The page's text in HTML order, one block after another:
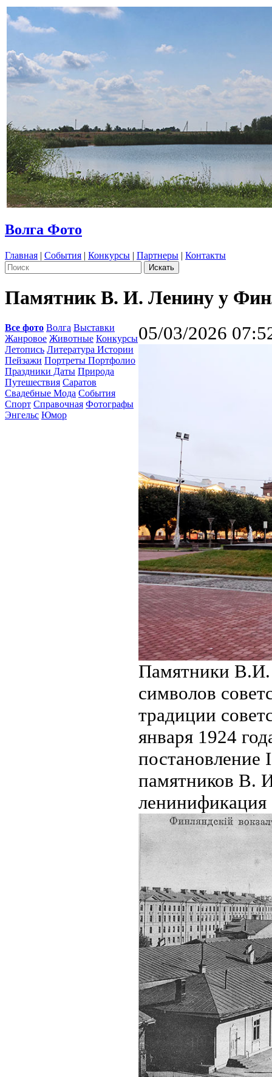
Волга Фото
Главная | События | Конкурсы | Партнеры | Контакты
Памятник В. И. Ленину у
Все фото Волга Выставки
Жанровое Животные Конкурсы
Летопись Литература Истории
Пейзажи Портреты Портфолио
Праздники Даты Природа
Путешествия Саратов
Свадебные Мода События
Спорт Справочная Фотографы
Энгельс Юмор
05/03/2026
Памятники В.И.
символов
традиции
января 1924
памятников В.
ленинификация